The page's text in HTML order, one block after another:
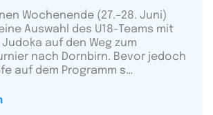
Wochenende (27.–28. Juni)
Auswahl des U18-Teams mit
auf den Weg zum
nach Dornbirn. Bevor jedoch
auf dem Programm s…